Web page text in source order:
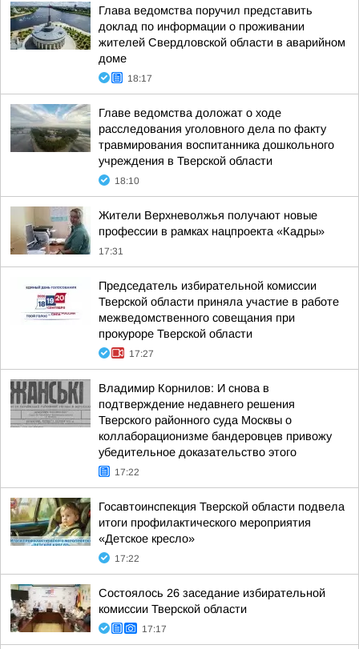
Глава ведомства поручил представить
доклад по информации о проживании
жителей Свердловской области в аварийном
доме
18:17
Главе ведомства доложат о ходе
расследования уголовного дела по факту
травмирования воспитанника дошкольного
учреждения в Тверской области
18:10
Жители Верхневолжья получают новые
профессии в рамках нацпроекта «Кадры»
17:31
Председатель избирательной комиссии
Тверской области приняла участие в работе
межведомственного совещания при
прокуроре Тверской области
17:27
Владимир Корнилов: И снова в
подтверждение недавнего решения
Тверского районного суда Москвы о
коллаборационизме бандеровцев привожу
убедительное доказательство этого
17:22
Госавтоинспекция Тверской области подвела
итоги профилактического мероприятия
«Детское кресло»
17:22
Состоялось 26 заседание избирательной
комиссии Тверской области
17:17